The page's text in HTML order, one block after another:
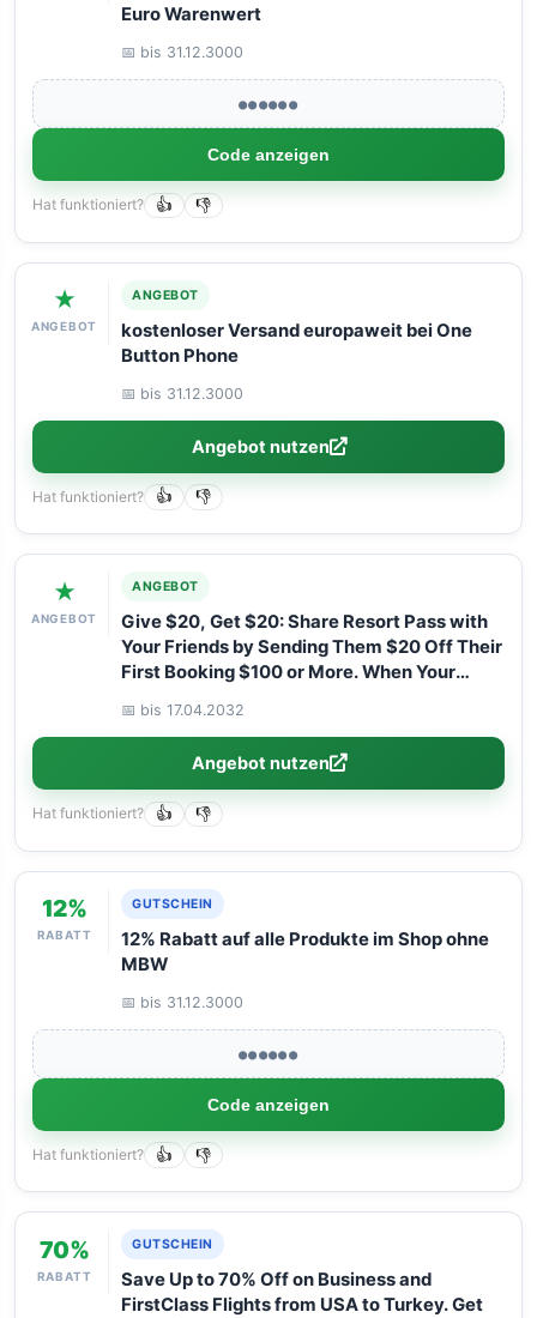
Euro Warenwert
📅 bis 31.12.3000
●●●●●●
Code anzeigen
Hat funktioniert? 👍 👎
★
ANGEBOT
ANGEBOT
kostenloser Versand europaweit bei One
Button Phone
📅 bis 31.12.3000
Angebot nutzen
Hat funktioniert? 👍 👎
★
ANGEBOT
ANGEBOT
Give $20, Get $20: Share Resort Pass with
Your Friends by Sending Them $20 Off Their
First Booking $100 or More. When Your
$20 Off Your Next $100 or More Booking!
📅 bis 17.04.2032
Angebot nutzen
Hat funktioniert? 👍 👎
12%
RABATT
GUTSCHEIN
12% Rabatt auf alle Produkte im Shop ohne
MBW
📅 bis 31.12.3000
●●●●●●
Code anzeigen
Hat funktioniert? 👍 👎
70%
RABATT
GUTSCHEIN
Save Up to 70% Off on Business and
FirstClass Flights from USA to Turkey. Get